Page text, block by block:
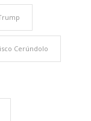
Cerúndolo